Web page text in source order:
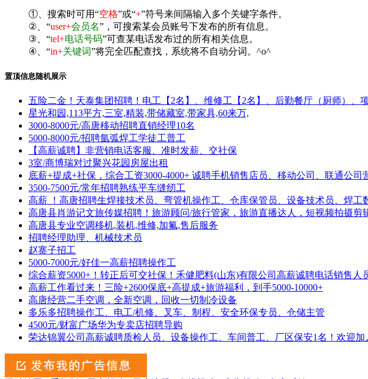
①、搜索时可用“空格”或“+”符号来间隔输入多个关键字条件。
②、“user+会员名”，可搜索某会员账号下发布的所有信息。
③、“tel+电话号码”可查某电话发布过的所有相关信息。
④、“in+关键词”将完全匹配查找，系统将不自动分词。^o^
置顶信息随机展示
五险二金！天泰集团招聘！电工【2名】、维修工【2名】、后勤餐厅（厨师）、
星光和园,113平方,三室,精装,带储藏室,带家具,60来万,
3000-8000元/高唐移动招聘直销经理10名
5000-8000元/招聘氩弧焊工学徒工普工
【高薪诚聘】非营销电话客服、准时发薪、交社保
3室/商博瑞对过聚兴花园房屋出租
底薪+提成+社保，综合工资3000-4000+ 诚聘手机销售店员、移动公司、联通公司
3500-7500元/常年招聘熟练平车缝纫工
高薪 ！高唐招聘生焊接技术员、弯管机操作工、仓库保管员、设备技术员、焊工
高唐县肖游记文旅传媒招聘！旅游顾问/旅行管家，旅游直播达人，短视频拍摄剪
高唐县专业空调移机,装机,维修,加氟,售后服务
招聘经理助理、机械技术员
赵寨子招工
5000-7000元/好佳一高薪招聘操作工
综合薪资5000+！转正后可交社保！禾健肥料(山东)有限公司高薪诚聘电话销售人
高薪工作看过来！三险+2600保底+高提成+旅游福利，到手5000-10000+
高唐经营二手空调，全新空调，回收一切制冷设备
多乐多招聘操作工、电工/机修、叉车、制程、安全环保专员、仓储主管
4500元/财富广场华为专卖店招聘导购
荣达锦翼公司高薪诚聘质检人员、设备操作工、车间普工、厂区保安1名！欢迎加